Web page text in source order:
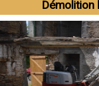
Démolition